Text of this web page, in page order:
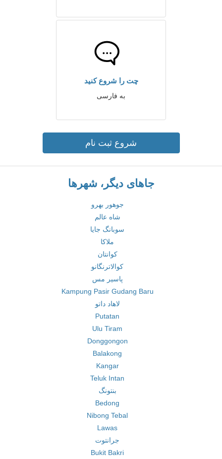
چت را شروع کنید
به فارسی
شروع ثبت نام
جاهای دیگر، شهرها
جوهور بهرو
شاه عالم
سوبانگ جایا
ملاکا
کوانتان
کوالاترنگانو
پاسیر مس
Kampung Pasir Gudang Baru
لاهاد داتو
Putatan
Ulu Tiram
Donggongon
Balakong
Kangar
Teluk Intan
بنتونگ
Bedong
Nibong Tebal
Lawas
جرانتوت
Bukit Bakri